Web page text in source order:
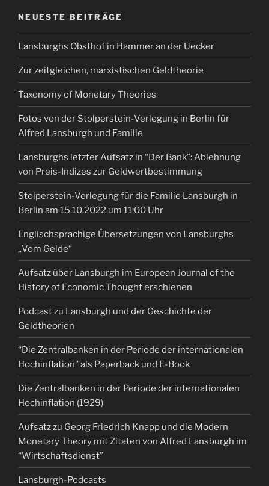
NEUESTE BEITRÄGE
Lansburghs Obsthof in Hammer an der Uecker
Zur zeitgleichen, marxistischen Geldtheorie
Taxonomy of Monetary Theories
Fotos von der Stolperstein-Verlegung in Berlin für
Alfred Lansburgh und Familie
Lansburghs letzter Aufsatz in “Der Bank”: Ablehnung
von Preis-Indizes zur Geldwertbestimmung
Stolperstein-Verlegung für die Familie Lansburgh in
Berlin am 15.10.2022 um 11:00 Uhr
Englischsprachige Übersetzungen von Lansburghs
„Vom Gelde“
Aufsatz über Lansburgh im European Journal of the
History of Economic Thought erschienen
Podcast zu Lansburgh und der Geschichte der
Geldtheorien
“Die Zentralbanken in der Periode der internationalen
Hochinflation” als Paperback und E-Book
Die Zentralbanken in der Periode der internationalen
Hochinflation (1929)
Aufsatz zu Georg Friedrich Knapp und die Modern
Monetary Theory mit Zitaten von Alfred Lansburgh im
“Wirtschaftsdienst”
Lansburgh-Podcasts